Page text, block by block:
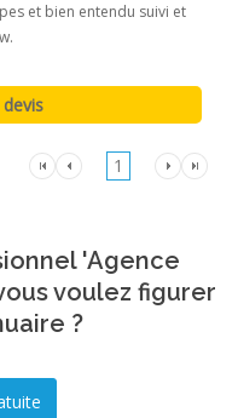
et bien entendu suivi et
1
'Agence
voulez figurer
?